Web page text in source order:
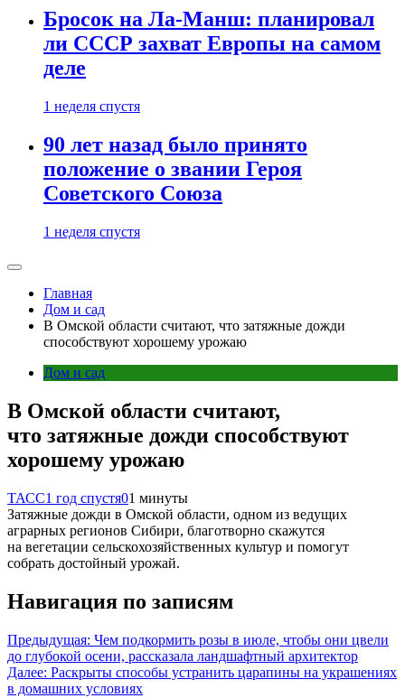
Бросок на Ла-Манш: планировал
ли СССР захват Европы на самом
деле
1 неделя спустя
90 лет назад было принято
положение о звании Героя
Советского Союза
1 неделя спустя
Главная
Дом и сад
В Омской области считают, что затяжные дожди
способствуют хорошему урожаю
Дом и сад
В Омской области считают,
что затяжные дожди способствуют
хорошему урожаю
ТАСС1 год спустя01 минуты
Затяжные дожди в Омской области, одном из ведущих
аграрных регионов Сибири, благотворно скажутся
на вегетации сельскохозяйственных культур и помогут
собрать достойный урожай.
Навигация по записям
Предыдущая: Чем подкормить розы в июле, чтобы они цвели
до глубокой осени, рассказала ландшафтный архитектор
Далее: Раскрыты способы устранить царапины на украшениях
в домашних условиях